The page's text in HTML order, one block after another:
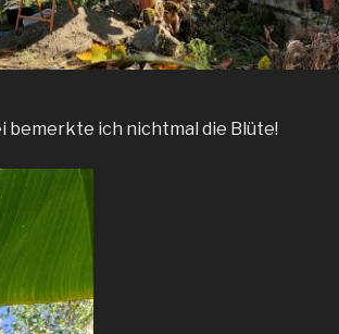
bemerkte ich nichtmal die Blüte!